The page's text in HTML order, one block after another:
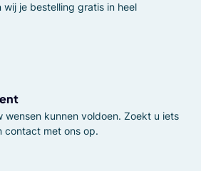
je bestelling gratis in heel
wensen kunnen voldoen. Zoekt u iets
contact met ons op.